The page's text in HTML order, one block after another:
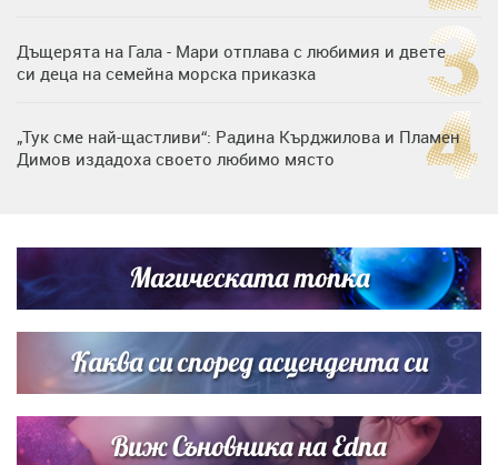
Дъщерята на Гала - Мари отплава с любимия и двете
си деца на семейна морска приказка
„Тук сме най-щастливи“: Радина Кърджилова и Пламен
Димов издадоха своето любимо място
Братя Аргирови я изненадаха с песен
Магическата топка
Каква си според асцендента си
Виж Съновника на Edna